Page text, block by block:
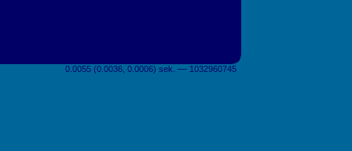
0.0055 (0.0036, 0.0006) sek. –– 1032960745